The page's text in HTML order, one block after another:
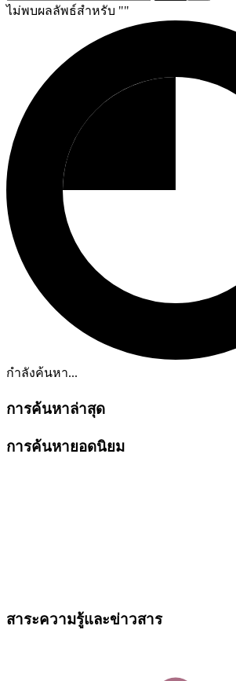
ไม่พบผลลัพธ์สำหรับ ""
กำลังค้นหา...
การค้นหาล่าสุด
การค้นหายอดนิยม
สาระความรู้และข่าวสาร